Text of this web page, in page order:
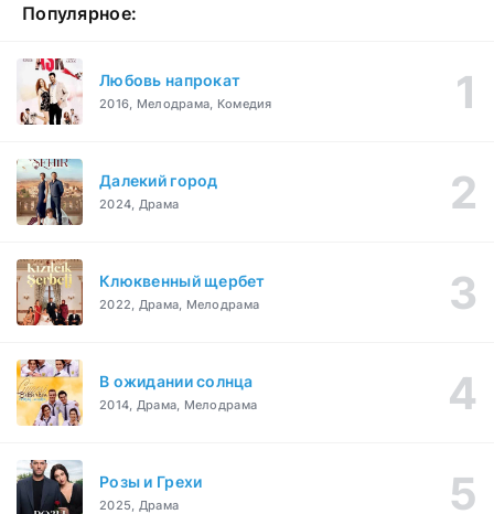
Популярное:
Любовь напрокат
2016, Мелодрама, Комедия
Далекий город
2024, Драма
Клюквенный щербет
2022, Драма, Мелодрама
В ожидании солнца
2014, Драма, Мелодрама
Розы и Грехи
2025, Драма